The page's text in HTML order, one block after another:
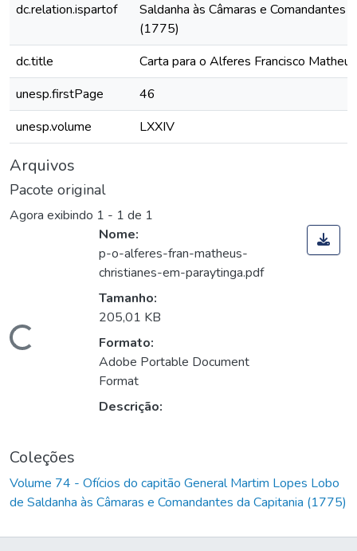
dc.relation.ispartof
Saldanha às Câmaras e Comandantes
(1775)
dc.title
Carta para o Alferes Francisco
unesp.firstPage
46
unesp.volume
LXXIV
Arquivos
Pacote original
Agora exibindo 1 - 1 de 1
Carregando...
Nome:
p-o-alferes-fran-matheus-
christianes-em-paraytinga.pdf
Tamanho:
205,01 KB
Formato:
Adobe Portable Document
Format
Descrição:
Coleções
Volume 74 - Ofícios do capitão General Martim Lopes Lobo
de Saldanha às Câmaras e Comandantes da Capitania (1775)